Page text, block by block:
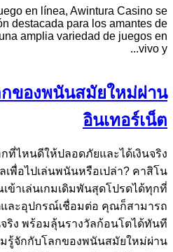
en línea, Awintura Casino se
destacada para los amantes de
amplia variedad de juegos en
vivo y...
ของพนันสมัยใหม่ผ่าน
อินเทอร์เน็ต
ที่ไหนดีให้ปลอดภัยและได้เงินจริง
เพื่อไปเล่นพนันหรือเปล่า? คาสิโน
าเล่นเกมเดิมพันสุดโปรดได้ทุกที่
และอุปกรณ์เชื่อมต่อ คุณก็สามารถ
ริง พร้อมลุ้นรางวัลก้อนโตได้ทันที
รู้จักกับโลกของพนันสมัยใหม่ผ่าน